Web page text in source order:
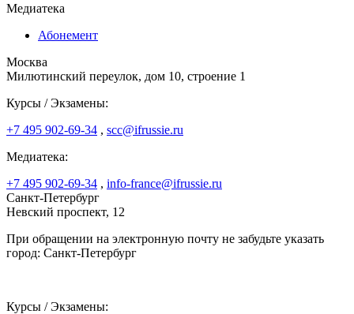
Медиатека
Абонемент
Москва
Милютинский переулок, дом 10, строение 1
Курсы / Экзамены:
+7 495 902-69-34 , scc@ifrussie.ru
Медиатека:
+7 495 902-69-34 , info-france@ifrussie.ru
Санкт-Петербург
Невский проспект, 12
При обращении на электронную почту не забудьте указать
город: Санкт-Петербург
Курсы / Экзамены: